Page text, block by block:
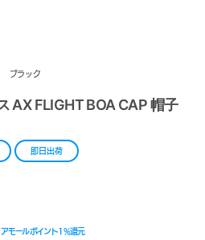
ブラック
AX FLIGHT BOA CAP 帽子
即日出荷
モールポイント1 %還元